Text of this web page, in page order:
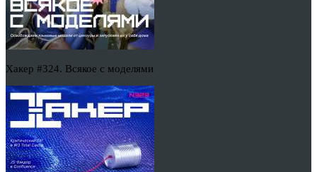
Хакер #324. Всякое с моделями